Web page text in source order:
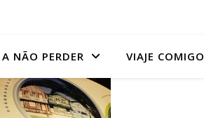
A NÃO PERDER VIAJE COMIGO